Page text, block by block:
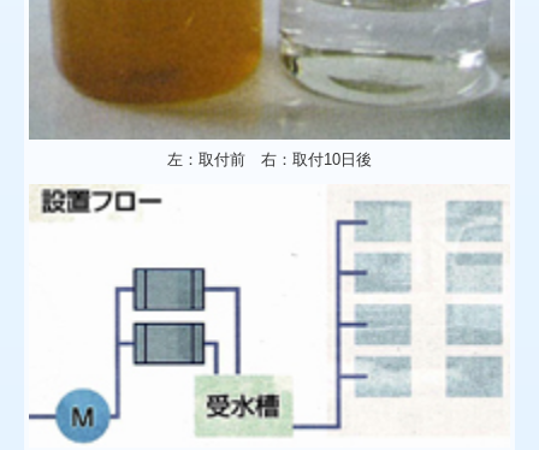
左：取付前 右：取付10日後